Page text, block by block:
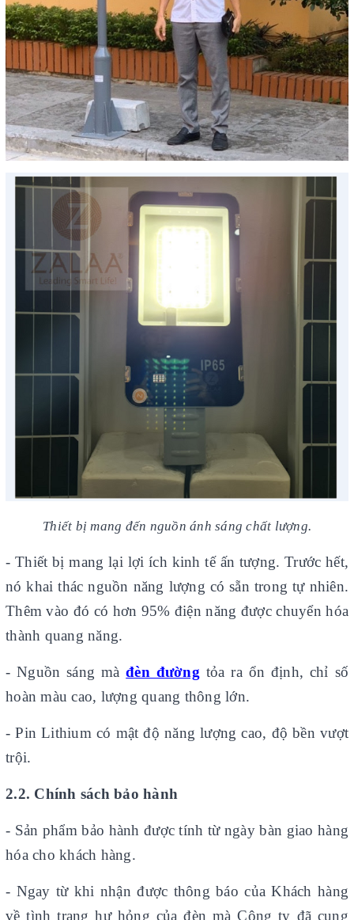
Thiết bị mang đến nguồn ánh sáng chất lượng.
- Thiết bị mang lại lợi ích kinh tế ấn tượng. Trước hết,
nó khai thác nguồn năng lượng có sẵn trong tự nhiên.
Thêm vào đó có hơn 95% điện năng được chuyển hóa
thành quang năng.
- Nguồn sáng màđèn đường tỏa ra ổn định, chỉ số
hoàn màu cao, lượng quang thông lớn.
- Pin Lithium có mật độ năng lượng cao, độ bền vượt
trội.
2.2. Chính sách bảo hành
- Sản phẩm bảo hành được tính từ ngày bàn giao hàng
hóa cho khách hàng.
- Ngay từ khi nhận được thông báo của Khách hàng
về tình trạng hư hỏng của đèn mà Công ty đã cung